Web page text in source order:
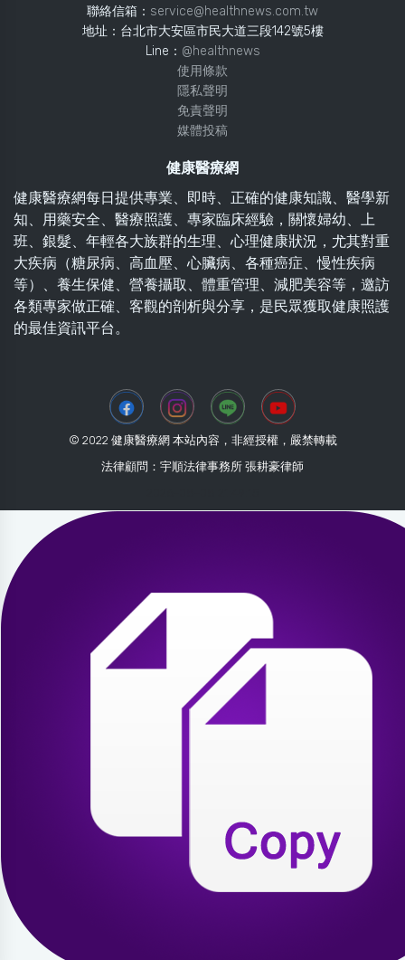
聯絡信箱： service@healthnews.com.tw
地址：台北市大安區市民大道三段142號5樓
Line： @healthnews
使用條款
隱私聲明
免責聲明
媒體投稿
健康醫療網
健康醫療網每日提供專業、即時、正確的健康知識、醫學新
知、用藥安全、醫療照護、專家臨床經驗，關懷婦幼、上
班、銀髮、年輕各大族群的生理、心理健康狀況，尤其對重
大疾病（糖尿病、高血壓、心臟病、各種癌症、慢性疾病
等）、養生保健、營養攝取、體重管理、減肥美容等，邀訪
各類專家做正確、客觀的剖析與分享，是民眾獲取健康照護
的最佳資訊平台。
© 2022 健康醫療網 本站內容，非經授權，嚴禁轉載
法律顧問：宇順法律事務所 張耕豪律師